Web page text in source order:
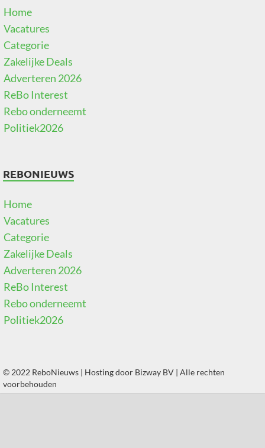
Home
Vacatures
Categorie
Zakelijke Deals
Adverteren 2026
ReBo Interest
Rebo onderneemt
Politiek2026
REBONIEUWS
Home
Vacatures
Categorie
Zakelijke Deals
Adverteren 2026
ReBo Interest
Rebo onderneemt
Politiek2026
© 2022 ReboNieuws | Hosting door Bizway BV | Alle rechten
voorbehouden